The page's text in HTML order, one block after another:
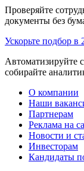
Проверяйте
документы без
Ускорьте подбор в
Автоматизируйте
собирайте
О компании
Наши
Партнерам
Реклама на
Новости и
Инвесторам
Кандидаты